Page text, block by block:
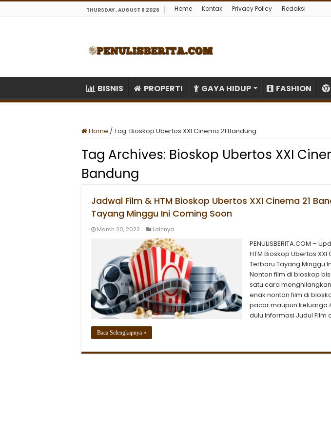
THURSDAY , AUGUST 6 2026 Home Kontak Privacy Policy Redaksi
BISNIS PROPERTI GAYA HIDUP FASHION
Home /Tag: Bioskop Ubertos XXI Cinema 21 Bandung
Tag Archives: Bioskop Ubertos XXI
Bandung
Jadwal Film & HTM Bioskop Ubertos XXI Cinema 21
Tayang Minggu Ini Coming Soon
March 20, 2022 Lainnya
PENULISBERITA.COM –
HTM Bioskop Ubertos XXI
Terbaru Tayang Minggu
Nonton film di bioskop
satu cara
enak nonton film di
pacar maupun keluarga
dulu Informasi Judul Film
Baca Selengkapnya »